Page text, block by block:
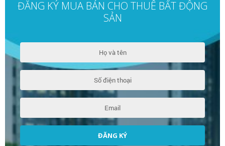
ĐĂNG KÝ MUA BÁN CHO THUÊ BẤT ĐỘNG
SẢN